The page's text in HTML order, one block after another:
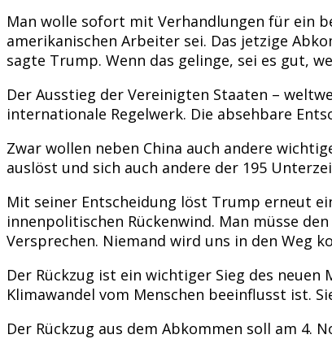
Man wolle sofort mit Verhandlungen für ein
amerikanischen Arbeiter sei. Das jetzige
sagte Trump. Wenn das gelinge, sei es gut,
Der Ausstieg der Vereinigten Staaten –
internationale Regelwerk. Die absehbare
Zwar wollen neben China auch andere
auslöst und sich auch andere der 195
Mit seiner Entscheidung löst Trump erneut
innenpolitischen Rückenwind. Man müsse
Versprechen. Niemand wird uns in den Weg
Der Rückzug ist ein wichtiger Sieg des
Klimawandel vom Menschen beeinflusst ist.
Der Rückzug aus dem Abkommen soll am 4.